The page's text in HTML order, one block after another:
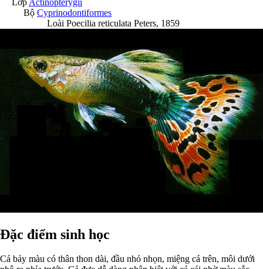
Bộ Cyprinodontiformes
Loài Poecilia reticulata Peters, 1859
Đặc điểm sinh học
Cá bảy màu có thân thon dài, đầu nhỏ nhọn, miệng cá trên, môi dưới